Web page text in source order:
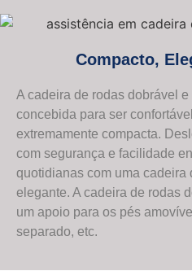
Compacto,
A cadeira de rodas dobrável
concebida para ser
extremamente compacta.
com segurança e facilidade
quotidianas com uma cadeira
elegante. A cadeira de rodas
um apoio para os pés
separado, etc.